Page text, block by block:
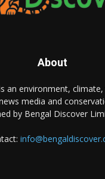
About
an environment,
media and
by Bengal Discover